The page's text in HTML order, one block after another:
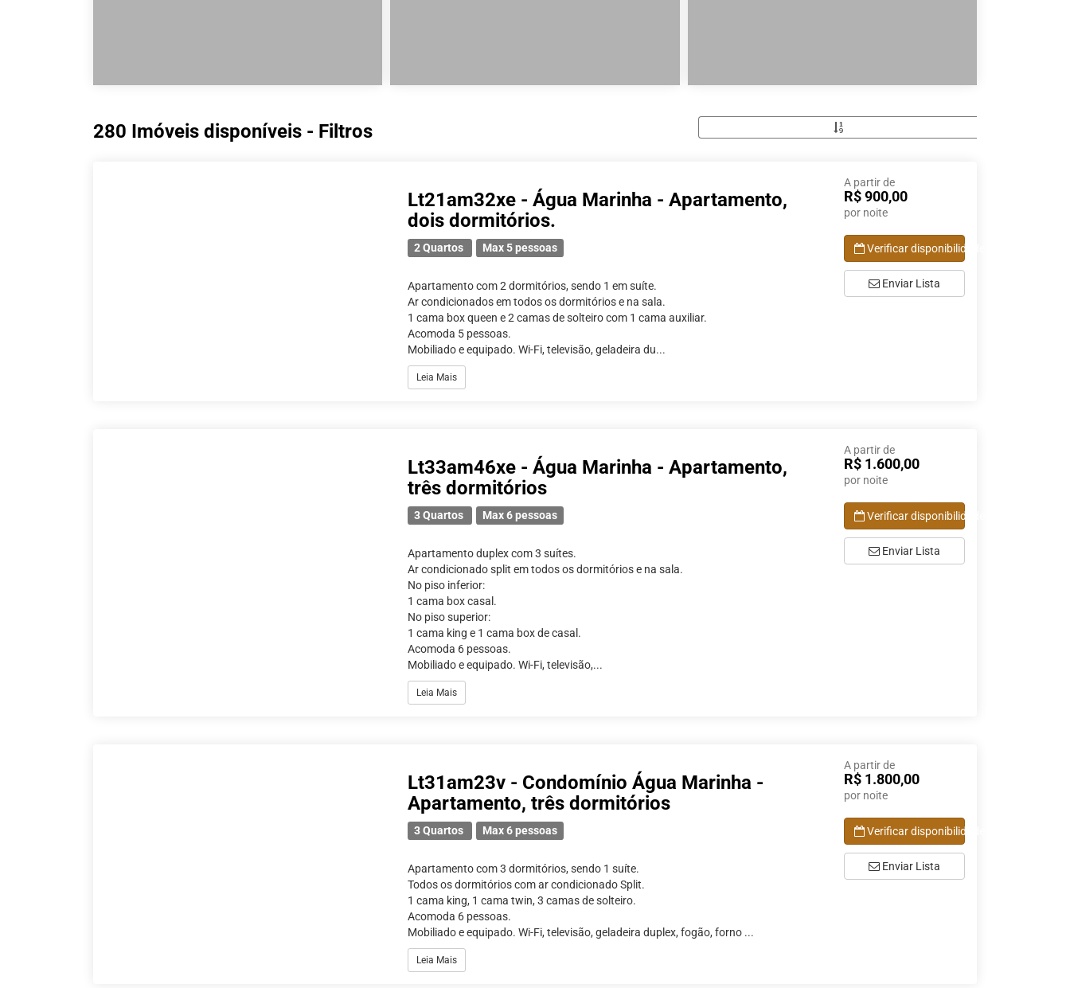
280 Imóveis disponíveis - Filtros
Lt21am32xe - Água Marinha - Apartamento,
dois dormitórios.
2 Quartos Max 5 pessoas
Apartamento com 2 dormitórios, sendo 1 em suíte.
Ar condicionados em todos os dormitórios e na sala.
1 cama box queen e 2 camas de solteiro com 1 cama auxiliar.
Acomoda 5 pessoas.
Mobiliado e equipado. Wi-Fi, televisão, geladeira du...
Leia Mais
A partir de
R$ 900,00
por noite
Verificar disponibilidade
Enviar Lista
Lt33am46xe - Água Marinha - Apartamento,
três dormitórios
3 Quartos Max 6 pessoas
Apartamento duplex com 3 suítes.
Ar condicionado split em todos os dormitórios e na sala.
No piso inferior:
1 cama box casal.
No piso superior:
1 cama king e 1 cama box de casal.
Acomoda 6 pessoas.
Mobiliado e equipado. Wi-Fi, televisão,...
Leia Mais
A partir de
R$ 1.600,00
por noite
Verificar disponibilidade
Enviar Lista
Lt31am23v - Condomínio Água Marinha -
Apartamento, três dormitórios
3 Quartos Max 6 pessoas
Apartamento com 3 dormitórios, sendo 1 suíte.
Todos os dormitórios com ar condicionado Split.
1 cama king, 1 cama twin, 3 camas de solteiro.
Acomoda 6 pessoas.
Mobiliado e equipado. Wi-Fi, televisão, geladeira duplex, fogão, forno ...
Leia Mais
A partir de
R$ 1.800,00
por noite
Verificar disponibilidade
Enviar Lista